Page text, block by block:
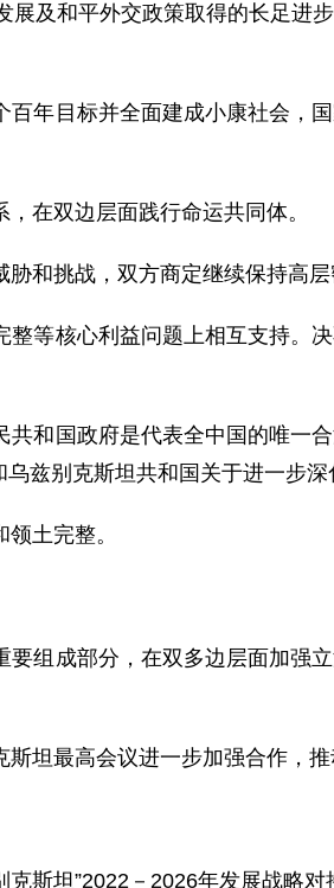
及和平外交政策取得的长足进
目标并全面建成小康社会，
在双边层面践行命运共同体。
挑战，双方商定继续保持高层
核心利益问题上相互支持。
国政府是代表全中国的唯一
兹别克斯坦共和国关于进一步深
土完整。
成部分，在双多边层面加强
最高会议进一步加强合作，推
斯坦”2022－2026年发展战略对